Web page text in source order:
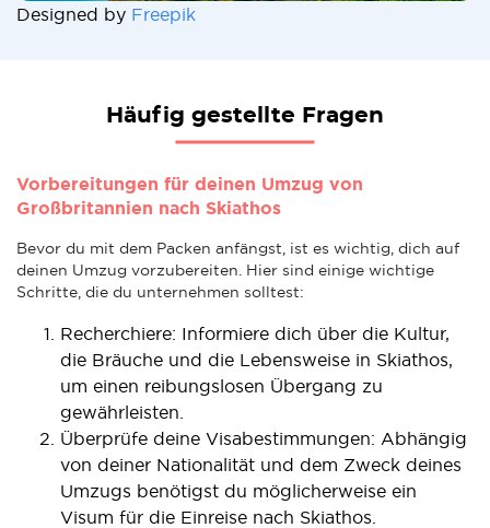
Designed by Freepik
Häufig gestellte Fragen
Vorbereitungen für deinen Umzug von
Großbritannien nach Skiathos
Bevor du mit dem Packen anfängst, ist es wichtig, dich auf
deinen Umzug vorzubereiten. Hier sind einige wichtige
Schritte, die du unternehmen solltest:
Recherchiere: Informiere dich über die Kultur,
die Bräuche und die Lebensweise in Skiathos,
um einen reibungslosen Übergang zu
gewährleisten.
Überprüfe deine Visabestimmungen: Abhängig
von deiner Nationalität und dem Zweck deines
Umzugs benötigst du möglicherweise ein
Visum für die Einreise nach Skiathos.